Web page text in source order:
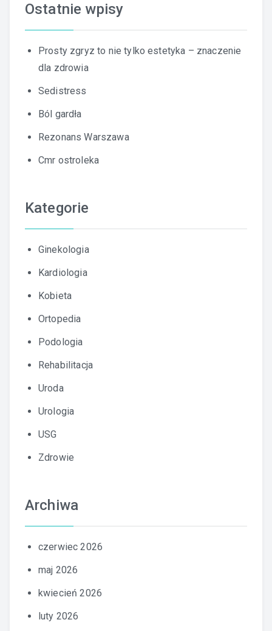
Ostatnie wpisy
Prosty zgryz to nie tylko estetyka – znaczenie
dla zdrowia
Sedistress
Ból gardła
Rezonans Warszawa
Cmr ostroleka
Kategorie
Ginekologia
Kardiologia
Kobieta
Ortopedia
Podologia
Rehabilitacja
Uroda
Urologia
USG
Zdrowie
Archiwa
czerwiec 2026
maj 2026
kwiecień 2026
luty 2026